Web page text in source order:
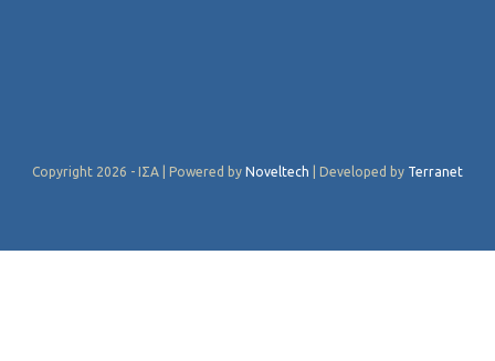
Copyright 2026 - ΙΣΑ | Powered by Noveltech | Developed by Terranet